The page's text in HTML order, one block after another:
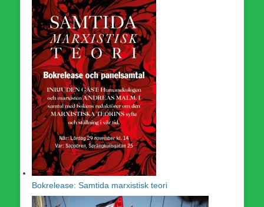
Bokrelease: Samtida marxistisk teori